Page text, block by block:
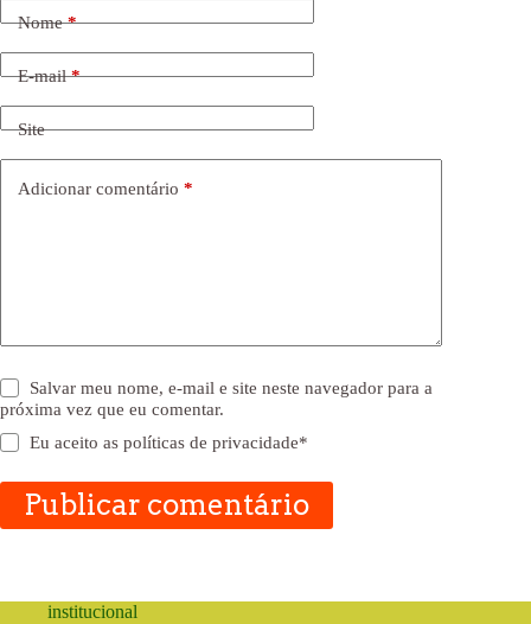
Nome*
E-mail*
Site
Adicionar comentário *
Salvar meu nome, e-mail e site neste navegador para a
próxima vez que eu comentar.
Eu aceito aspolíticas de privacidade*
Publicar comentário
institucional